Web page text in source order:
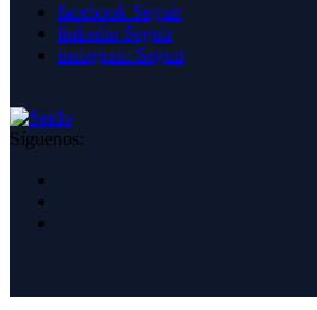
facebook Seguir
linkedin Seguir
instagram Seguir
Síguenos: